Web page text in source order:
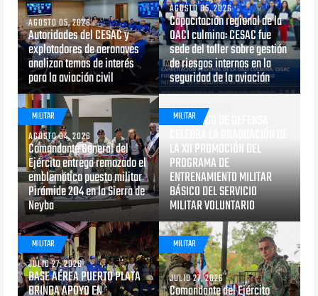
AGOSTO 05, 2026
Autoridades del CESAC y
explotadores de aeronaves
analizan temas de interés
para la aviación civil
AGOSTO 05, 2026
Capacitación regional de la
OACI culmina: CESAC fue
sede del taller sobre gestión
de riesgos internos en la
seguridad de la aviación
MILITAR
AGOSTO 04, 2026
Comandante General del
Ejército entrega remozado el
emblemático puesto militar
Pirámide 204 en la Sierra de
Neyba
MILITAR
AGOSTO 03, 2026
MINISTERIO DE DEFENSA
LA XII PROMOCIÓN DEL
PROGRAMA DE
ENTRENAMIENTO MILITAR
BÁSICO DEL SERVICIO
MILITAR VOLUNTARIO
MILITAR
JULIO 27, 2026
BASE AÉREA PUERTO PLATA
BRINDA APOYO EN
MILITAR
JULIO 27, 2026
Comandante del Ejército